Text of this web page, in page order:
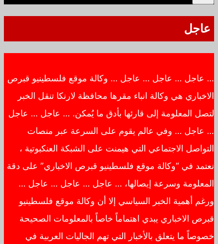
عاجل
… عاجل … عاجل … عاجل … وكالة موقع فلسطينيو قبرص
الاخباري هي وكالة انباء مقرها محافظة لارنكا تنقل الخبر
لتصل المعلومة إلى قارئها بأدق ما يُمكن. … عاجل … عاجل
… عاجل … وفي عالم يقوم على السرعة عبر منصات
التواصل الاجتماعي التي هيمنت على الشبكة العنكبوتية ،
نعتمد في “وكالة موقع فلسطينيو قبرص الاخباري” على دقة
المعلومة وسرعة إيصالها، … عاجل … عاجل … عاجل …
ورغم أهمية الخبر السياسي إلا أن وكالة موقع فلسطينيو
قبرص الاخباري يبدي اهتماماً خاصاً بالمعلومات الصحيحة
خصوصاً ما يتعلق بالأخبار التي تهم الجاليات العربية في